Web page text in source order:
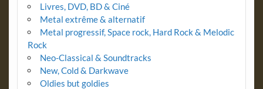
Livres, DVD, BD & Ciné
Metal extrême & alternatif
Metal progressif, Space rock, Hard Rock & Melodic
Rock
Neo-Classical & Soundtracks
New, Cold & Darkwave
Oldies but goldies